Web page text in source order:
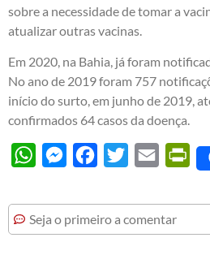
sobre a necessidade de tomar a
atualizar outras vacinas.
Em 2020, na Bahia, já foram
No ano de 2019 foram 757
início do surto, em junho de 2019,
confirmados 64 casos da doença.
WhatsAppMessengerFacebook
Twitter Email
Seja o primeiro a comentar